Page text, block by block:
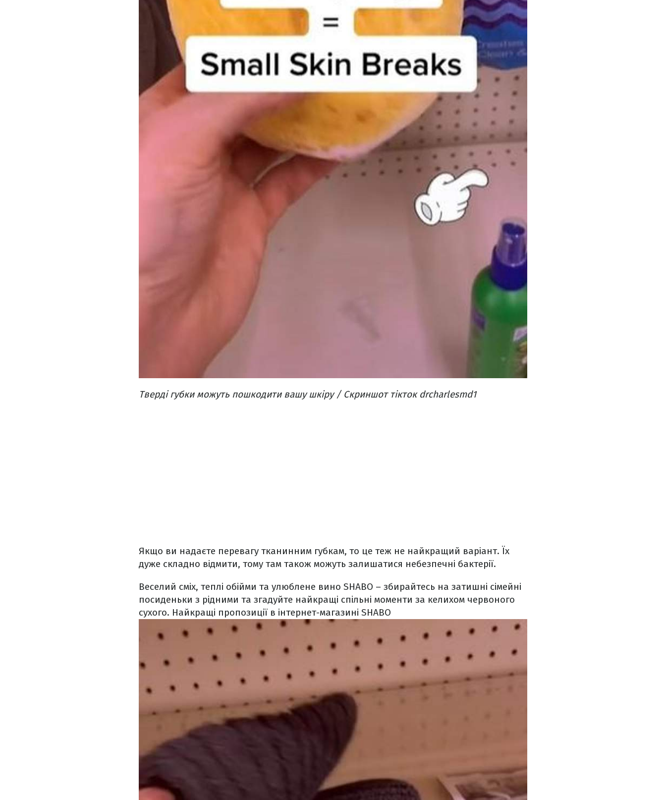
Тверді губки можуть пошкодити вашу шкіру / Скриншот тікток drcharlesmd1
Якщо ви надаєте перевагу тканинним губкам, то це теж не найкращий варіант. Їх
дуже складно відмити, тому там також можуть залишатися небезпечні бактерії.
Веселий сміх, теплі обійми та улюблене вино SHABO – збирайтесь на затишні сімейні
посиденьки з рідними та згадуйте найкращі спільні моменти за келихом червоного
сухого. Найкращі пропозиції в інтернет-магазині SHABO